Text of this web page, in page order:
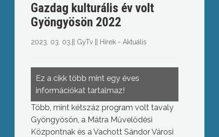
Gazdag kulturális év volt
Gyöngyösön 2022
2023. 03. 03. GyTv|| Hírek - Aktuális
Ez a cikk több mint egy éves
információkat tartalmaz!
Több, mint kétszáz program volt tavaly
Gyöngyösön, a Mátra Művelődési
Központnak és a Vachott Sándor Városi